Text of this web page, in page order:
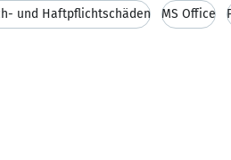
und Haftpflichtschäden MS Office